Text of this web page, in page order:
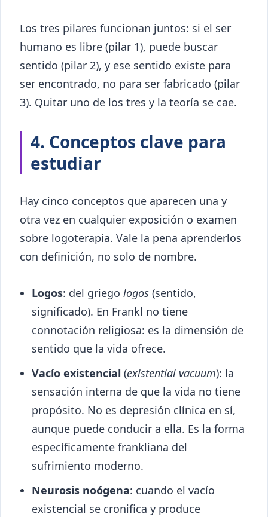
Los tres pilares funcionan juntos: si el ser
humano es libre (pilar 1), puede buscar
sentido (pilar 2), y ese sentido existe para
ser encontrado, no para ser fabricado (pilar
3). Quitar uno de los tres y la teoría se cae.
4. Conceptos clave para
estudiar
Hay cinco conceptos que aparecen una y
otra vez en cualquier exposición o examen
sobre logoterapia. Vale la pena aprenderlos
con definición, no solo de nombre.
Logos: del griego logos (sentido,
significado). En Frankl no tiene
connotación religiosa: es la dimensión de
sentido que la vida ofrece.
Vacío existencial (existential vacuum): la
sensación interna de que la vida no tiene
propósito. No es depresión clínica en sí,
aunque puede conducir a ella. Es la forma
específicamente frankliana del
sufrimiento moderno.
Neurosis noógena: cuando el vacío
existencial se cronifica y produce